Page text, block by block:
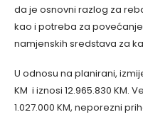
da je osnovni razlog za
kao i potreba za
namjenskih sredstava za
U odnosu na planirani,
KM i iznosi 12.965.830 KM.
1.027.000 KM, neporezni